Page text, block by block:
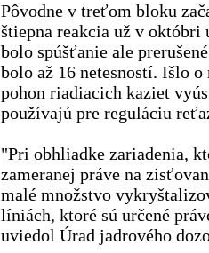
Pôvodne v treťom bloku
štiepna reakcia už v októbri
bolo spúšťanie ale
bolo až 16 netesností. Išlo
pohon riadiacich kaziet
používajú pre reguláciu
"Pri obhliadke zariadenia,
zameranej práve na
malé množstvo
líniách, ktoré sú určené
uviedol Úrad jadrového